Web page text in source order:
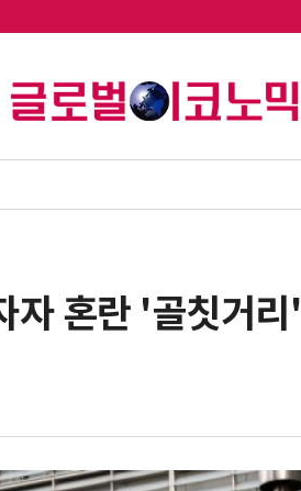
자 혼란 '골칫거리'